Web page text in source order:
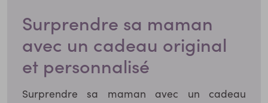
Surprendre sa maman
avec un cadeau original
et personnalisé
Surprendre sa maman avec un cadeau